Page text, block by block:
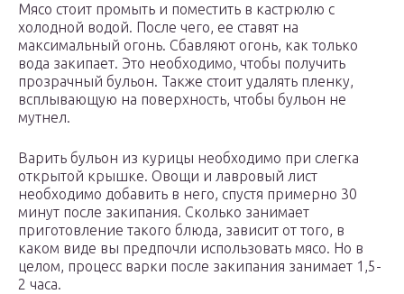
Мясо стоит промыть и поместить в кастрюлю с
холодной водой. После чего, ее ставят на
максимальный огонь. Сбавляют огонь, как только
вода закипает. Это необходимо, чтобы получить
прозрачный бульон. Также стоит удалять пленку,
всплывающую на поверхность, чтобы бульон не
мутнел.
Варить бульон из курицы необходимо при слегка
открытой крышке. Овощи и лавровый лист
необходимо добавить в него, спустя примерно 30
минут после закипания. Сколько занимает
приготовление такого блюда, зависит от того, в
каком виде вы предпочли использовать мясо. Но в
целом, процесс варки после закипания занимает 1,5-
2 часа.